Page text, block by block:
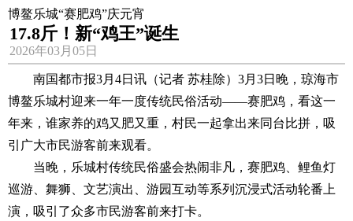
博鳌乐城“赛肥鸡”庆元宵
17.8斤！新“鸡王”诞生
2026年03月05日
南国都市报3月4日讯（记者 苏桂除）3月3日晚，琼海市
博鳌乐城村迎来一年一度传统民俗活动——赛肥鸡，看这一
年来，谁家养的鸡又肥又重，村民一起拿出来同台比拼，吸
引广大市民游客前来观看。
当晚，乐城村传统民俗盛会热闹非凡，赛肥鸡、鲤鱼灯
巡游、舞狮、文艺演出、游园互动等系列沉浸式活动轮番上
演，吸引了众多市民游客前来打卡。